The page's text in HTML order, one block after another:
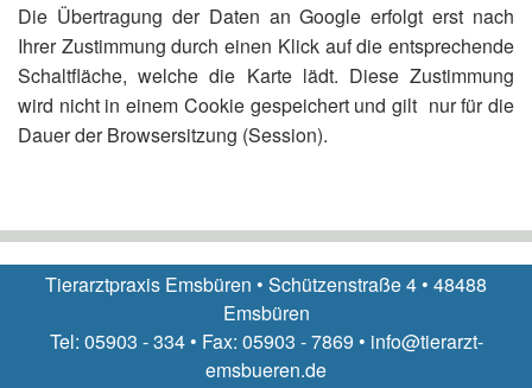
Die Übertragung der Daten an Google erfolgt erst nach
Ihrer Zustimmung durch einen Klick auf die entsprechende
Schaltfläche, welche die Karte lädt. Diese Zustimmung
wird nicht in einem Cookie gespeichert und gilt nur für die
Dauer der Browsersitzung (Session).
Tierarztpraxis Emsbüren • Schützenstraße 4 • 48488
Emsbüren
Tel: 05903 - 334 • Fax: 05903 - 7869 • info@tierarzt-
emsbueren.de